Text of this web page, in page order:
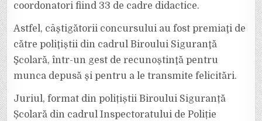
coordonatori fiind 33 de cadre didactice.
Astfel, câştigătorii concursului au fost premiaţi de
către poliţiştii din cadrul Biroului Siguranţă
Şcolară, într-un gest de recunoştinţă pentru
munca depusă şi pentru a le transmite felicitări.
Juriul, format din polițiștii Biroului Siguranță
Școlară din cadrul Inspectoratului de Poliție